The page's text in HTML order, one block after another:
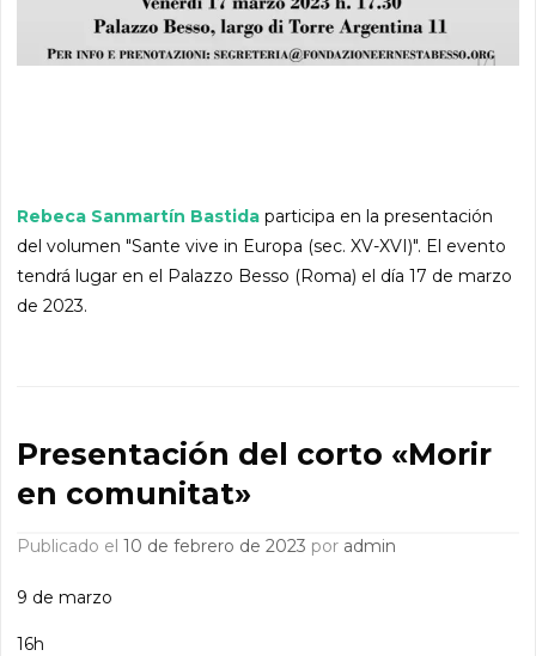
Rebeca Sanmartín Bastida participa en la presentación
del volumen "Sante vive in Europa (sec. XV-XVI)". El evento
tendrá lugar en el Palazzo Besso (Roma) el día 17 de marzo
de 2023.
Presentación del corto «Morir
en comunitat»
Publicado el10 de febrero de 2023 por admin
9 de marzo
16h